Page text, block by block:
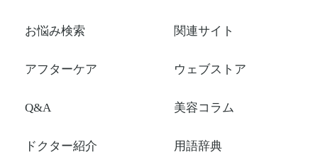
お悩み検索
アフターケア
Q&A
ドクター紹介
関連サイト
ウェブストア
美容コラム
用語辞典